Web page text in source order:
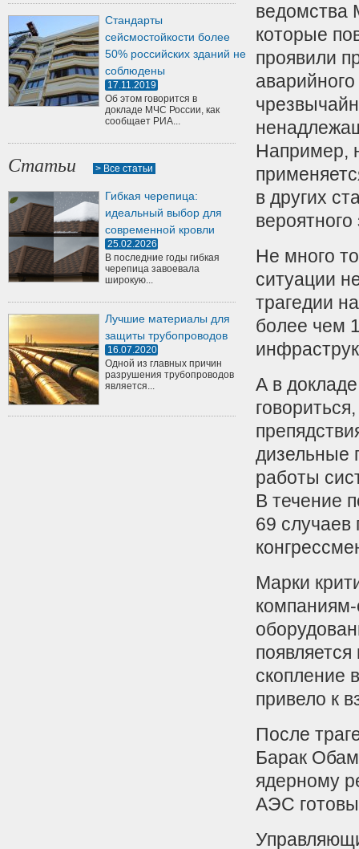
Стандарты
сейсмостойкости более
50% российских зданий не
соблюдены
17.11.2019
Об этом говорится в
докладе МЧС России, как
сообщает РИА...
Статьи > Все статьи
Гибкая черепица:
идеальный выбор для
современной кровли
25.02.2026
В последние годы гибкая
черепица завоевала
широкую...
Лучшие материалы для
защиты трубопроводов
16.07.2020
Одной из главных причин
разрушения трубопроводов
является...
ведомства
которые
проявили
Например,
в других
Не много
ситуации
трагедии
более чем
А в
дизельные
работы
В течение
69
Марки
скопление
привело к
После
Барак
ядерному
АЭС